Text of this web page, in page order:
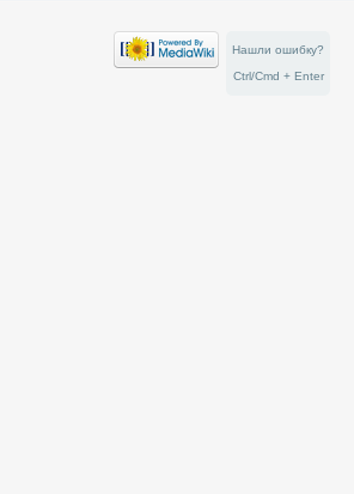
Нашли ошибку?
Ctrl/Cmd + Enter